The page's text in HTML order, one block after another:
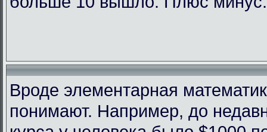
Вроде элементарная
понимают. Например, до